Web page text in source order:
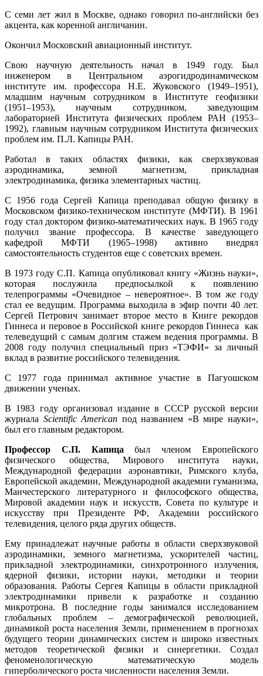
С семи лет жил в Москве, однако говорил по-английски без
акцента, как коренной англичанин.
Окончил Московский авиационный институт.
Свою научную деятельность начал в 1949 году. Был
инженером в Центральном аэрогидродинамическом
институте им. профессора Н.Е. Жуковского (1949–1951),
младшим научным сотрудником в Институте геофизики
(1951–1953), научным сотрудником, заведующим
лабораторией Института физических проблем РАН (1953–
1992), главным научным сотрудником Института физических
проблем им. П.Л. Капицы РАН.
Работал в таких областях физики, как сверхзвуковая
аэродинамика, земной магнетизм, прикладная
электродинамика, физика элементарных частиц.
С 1956 года Сергей Капица преподавал общую физику в
Московском физико-техническом институте (МФТИ). В 1961
году стал доктором физико-математических наук. В 1965 году
получил звание профессора. В качестве заведующего
кафедрой МФТИ (1965–1998) активно внедрял
самостоятельность студентов еще с советских времен.
В 1973 году С.П. Капица опубликовал книгу «Жизнь науки»,
которая послужила предпосылкой к появлению
телепрограммы «Очевидное – невероятное». В том же году
стал ее ведущим. Программа выходила в эфир почти 40 лет.
Сергей Петрович занимает второе место в Книге рекордов
Гиннеса и перовое в Российской книге рекордов Гиннеса как
телеведущий с самым долгим стажем ведения программы. В
2008 году получил специальный приз «ТЭФИ» за личный
вклад в развитие российского телевидения.
С 1977 года принимал активное участие в Пагуошском
движении ученых.
В 1983 году организовал издание в СССР русской версии
журнала Scientific American под названием «В мире науки»,
был его главным редактором.
Профессор С.П. Капица был членом Европейского
физического общества, Мирового института науки,
Международной федерации аэронавтики, Римского клуба,
Европейской академии, Международной академии гуманизма,
Манчестерского литературного и философского общества,
Мировой академии наук и искусств, Совета по культуре и
искусству при Президенте РФ, Академии российского
телевидения, целого ряда других обществ.
Ему принадлежат научные работы в области сверхзвуковой
аэродинамики, земного магнетизма, ускорителей частиц,
прикладной электродинамики, синхротронного излучения,
ядерной физики, истории науки, методики и теории
образования. Работы Сергея Капицы в области прикладной
электродинамики привели к разработке и созданию
микротрона. В последние годы занимался исследованием
глобальных проблем – демографической революцией,
динамикой роста населения Земли, применением в прогнозах
будущего теории динамических систем и широко известных
методов теоретической физики и синергетики. Создал
феноменологическую математическую модель
гиперболического роста численности населения Земли.